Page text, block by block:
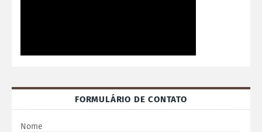
FORMULÁRIO DE CONTATO
Nome